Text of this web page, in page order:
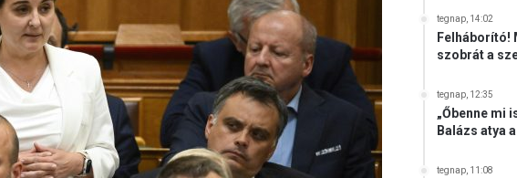
tegnap, 14:02
Felháborító!
szobrát a
tegnap, 12:35
„Őbenne mi
Balázs atya
tegnap, 11:08